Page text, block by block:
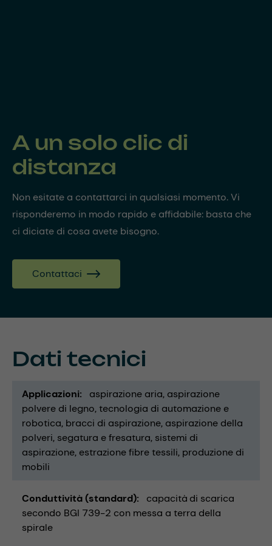
A un solo clic di
distanza
Non esitate a contattarci in qualsiasi momento. Vi
risponderemo in modo rapido e affidabile: basta che
ci diciate di cosa avete bisogno.
Contattaci
Dati tecnici
Applicazioni aspirazione aria aspirazione
polvere di legno tecnologia di automazione e
robotica bracci di aspirazione aspirazione della
polveri segatura e fresatura sistemi di
aspirazione estrazione fibre tessili produzione di
mobili
Conduttività (standard)
capacità di scarica
secondo BGI 739-2 con messa a terra della
spirale